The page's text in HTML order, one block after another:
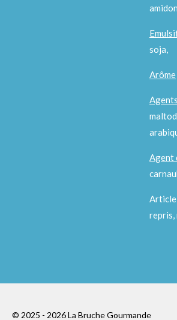
soja,
Arôme
Agent
Article
repris,
© 2025 - 2026 La Bruche Gourmande